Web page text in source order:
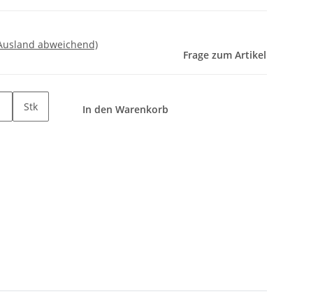
abweichend)
Frage zum Artikel
Stk In den Warenkorb